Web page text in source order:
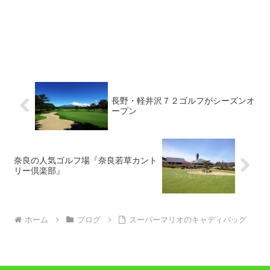
長野・軽井沢７２ゴルフがシーズンオ
ープン
奈良の人気ゴルフ場『奈良若草カント
リー倶楽部』
ホーム ブログ スーパーマリオのキャディバッグ